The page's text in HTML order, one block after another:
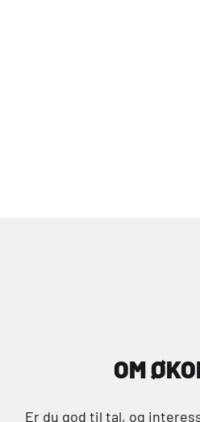
OM
Er du god til tal, og